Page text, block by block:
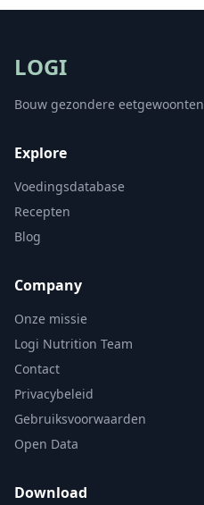
LOGI
Bouw gezondere eetgewoonten
Explore
Voedingsdatabase
Recepten
Blog
Company
Onze missie
Logi Nutrition Team
Contact
Privacybeleid
Gebruiksvoorwaarden
Open Data
Download